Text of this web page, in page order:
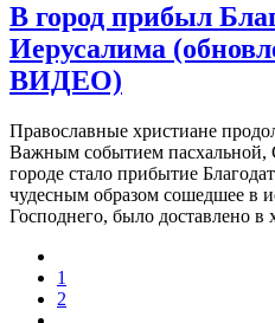
В город прибыл
Иерусалима
ВИДЕО)
Православные христиане
Важным событием пасхальной,
городе стало прибытие
чудесным образом сошедшее в
Господнего, было доставлено
1
2